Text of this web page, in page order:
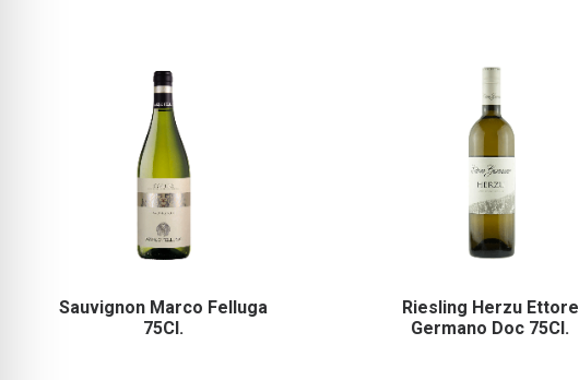
Sauvignon Marco Felluga
75Cl.
Riesling Herzu Ettore
Germano Doc 75Cl.